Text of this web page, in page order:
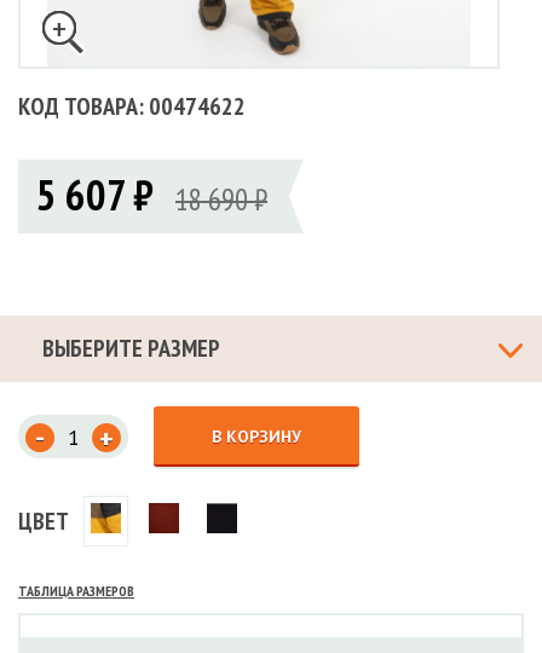
КОД ТОВАРА: 00474622
5 607 ₽ 18 690 ₽
ВЫБЕРИТЕ РАЗМЕР
- + В КОРЗИНУ
ЦВЕТ
ТАБЛИЦА РАЗМЕРОВ